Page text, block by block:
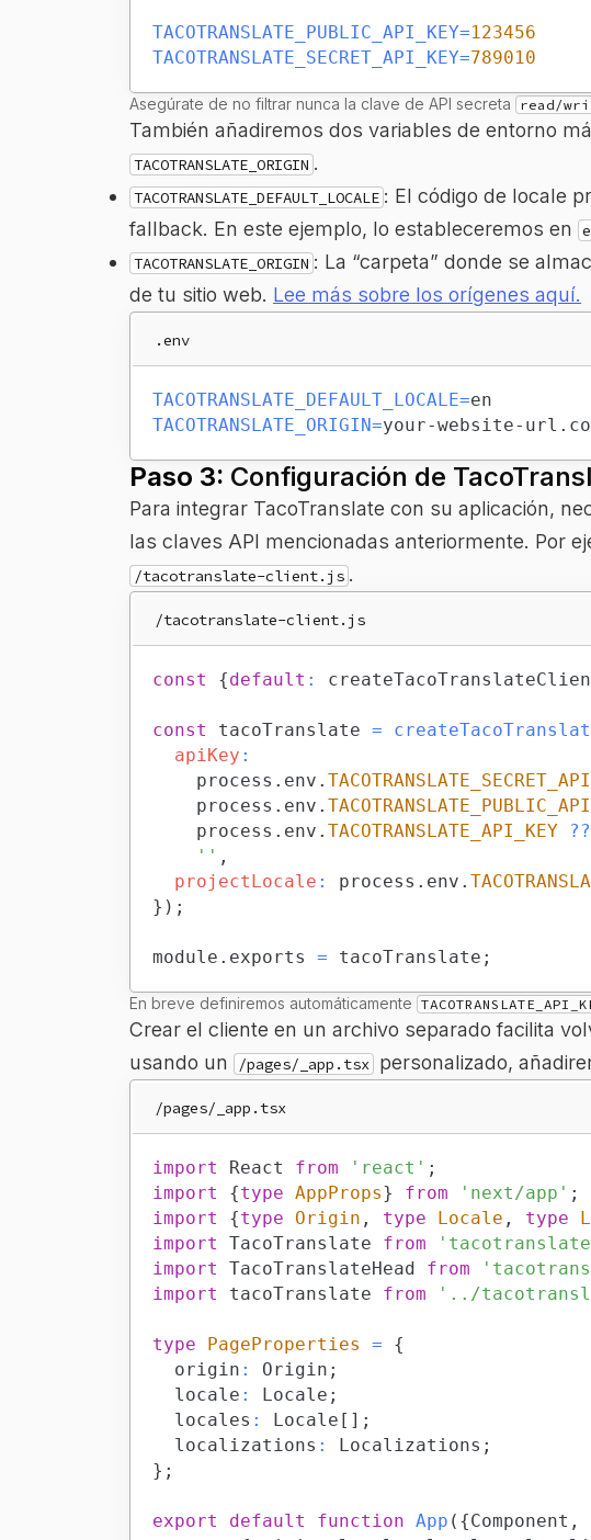
TACOTRANSLATE_PUBLIC_API_KEY=123456
TACOTRANSLATE_SECRET_API_KEY=789010
Asegúrate de no filtrar nunca la clave de API secreta read/
También añadiremos dos variables de entorno
TACOTRANSLATE_ORIGIN .
TACOTRANSLATE_DEFAULT_LOCALE : El código de locale
fallback. En este ejemplo, lo estableceremos en
TACOTRANSLATE_ORIGIN : La “carpeta” donde se
de tu sitio web. Lee más sobre los orígenes aquí.
.env
TACOTRANSLATE_DEFAULT_LOCALE=
TACOTRANSLATE_ORIGIN=your-website-
Paso 3: Configuración de
Para integrar TacoTranslate con su aplicación,
las claves API mencionadas anteriormente. Por
/tacotranslate-client.js .
/tacotranslate-client.js
const {default :
const tacoTranslate =
apiKey :
		process
. env .
		process
. env .
		process
. env . TACOTRANSLATE_API_KEY
??
'' ,
projectLocale : process . env .
} ) ;
module . exports = tacoTranslate ;
En breve definiremos automáticamente
Crear el cliente en un archivo separado facilita
usando un
/pages/_app.tsx personalizado,
/pages/_app.tsx
import React from 'react' ;
import
{type AppProps} from 'next/app' ;
import
{type Origin , type Locale , type
import
TacoTranslate from
import
TacoTranslateHead from
import
tacoTranslate from '../
type PageProperties =
{
	origin
: Origin ;
	locale
: Locale ;
	locales
: Locale [ ] ;
	localizations
: Localizations ;
} ;
export default function App ( {Component ,